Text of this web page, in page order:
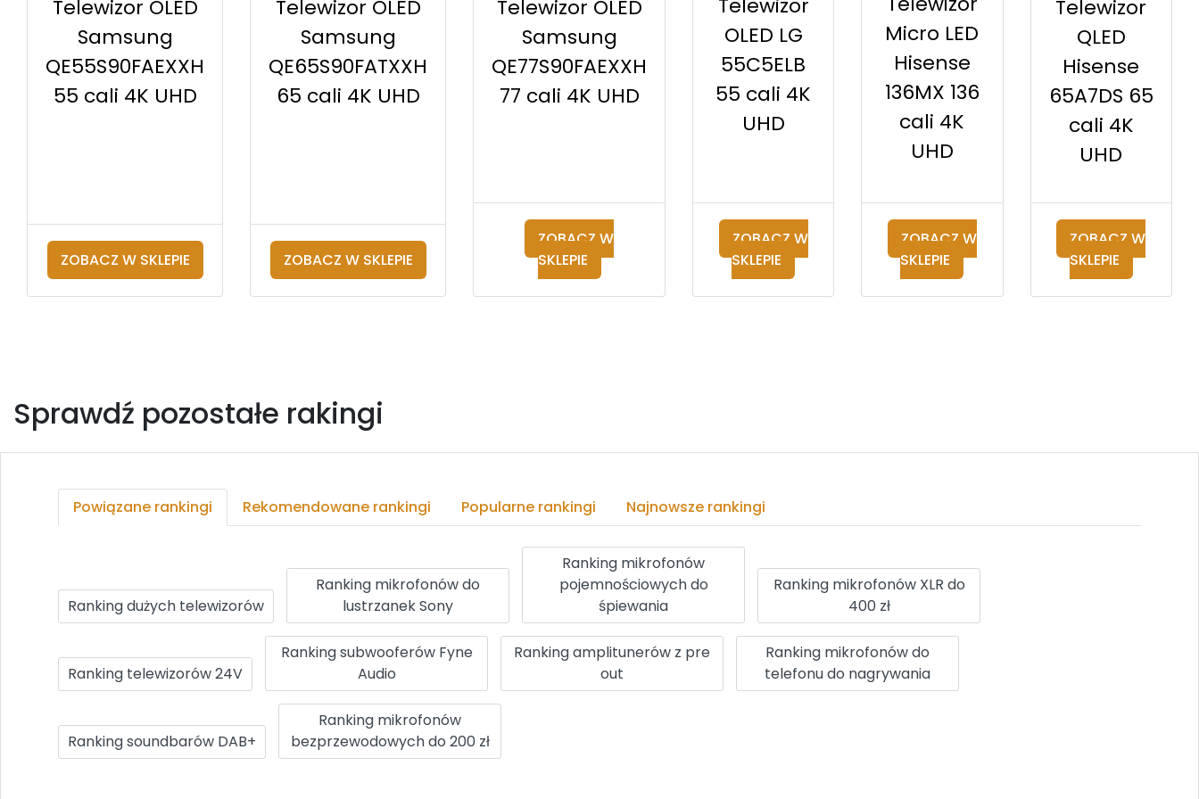
Telewizor OLED
Samsung
QE55S90FAEXXH
55 cali 4K UHD
ZOBACZ W SKLEPIE
Telewizor OLED
Samsung
QE65S90FATXXH
65 cali 4K UHD
ZOBACZ W SKLEPIE
Telewizor OLED
Samsung
QE77S90FAEXXH
77 cali 4K UHD
ZOBACZ W
SKLEPIE
Telewizor
OLED LG
55C5ELB
55 cali 4K
UHD
ZOBACZ W
SKLEPIE
Micro LED
Hisense
136MX 136
cali 4K
UHD
ZOBACZ W
SKLEPIE
Telewizor
QLED
Hisense
65A7DS 65
cali 4K
UHD
ZOBACZ W
SKLEPIE
Sprawdź pozostałe rakingi
Powiązane rankingi Rekomendowane rankingi Popularne rankingi Najnowsze rankingi
Ranking dużych telewizorów
Ranking mikrofonów do
lustrzanek Sony
Ranking mikrofonów
pojemnościowych do
śpiewania
Ranking mikrofonów XLR do
400 zł
Ranking telewizorów 24V
Ranking subwooferów Fyne
Audio
Ranking amplitunerów z pre
out
Ranking mikrofonów do
telefonu do nagrywania
Ranking soundbarów DAB+
Ranking mikrofonów
bezprzewodowych do 200 zł